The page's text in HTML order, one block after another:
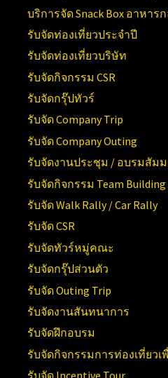
บริการจัด Snack Box อาหาร
รับจัดท่องเที่ยวประจำปี
รับจัดท่องเที่ยวบริษัท
รับจัดกิจกรรม CSR
รับจัดกรุ๊ปทัวร์
รับจัด Company Trip
รับจัด Company Outing
รับจัดงานประชุม / อบรมสัม
รับจัดกิจกรรม Team Building
รับจัด Walk Rally / Car Rally
รับจัด CSR
รับจัดทัวร์หมู่คณะ
รับจัดกรุ๊ปส่วนตัว
รับจัด Outing Trip
รับจัดงานสันทนาการ
รับจัดฝึกอบรม
รับจัดกิจกรรมการท่องเที่ยว